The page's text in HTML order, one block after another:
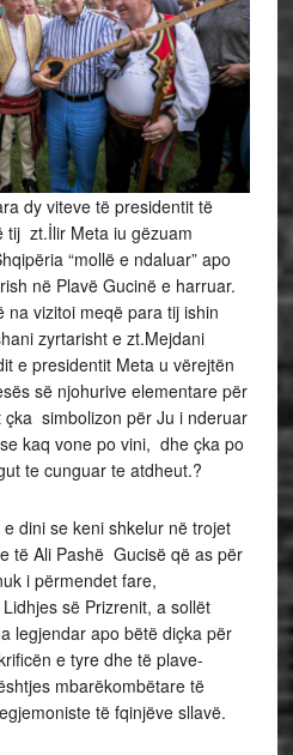
dy viteve të presidentit të
tij zt.İlir Meta iu gëzuam
“mollë e ndaluar” apo
në Plavë Gucinë e harruar.
vizitoi meqë para tij ishin
zyrtarisht e zt.Mejdani
e presidentit Meta u vërejtën
së njohurive elementare për
simbolizon për Ju i nderuar
kaq vone po vini, dhe çka po
te cunguar te atdheut.?
dini se keni shkelur në trojet
të Ali Pashë Gucisë që as për
i përmendet fare,
së Prizrenit, a sollët
legjendar apo bëtë diçka për
e tyre dhe të plave-
mbarëkombëtare të
të fqinjëve sllavë.